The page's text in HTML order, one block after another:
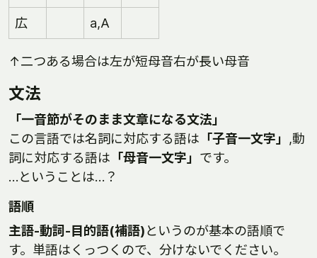
広 a,A
↑二つある場合は左が短母音右が長い母音
文法
「一音節がそのまま文章になる文法」
この言語では名詞に対応する語は 「子音一文字」 ,動
詞に対応する語は 「母音一文字」 です。
…ということは…？
語順
主語-動詞-目的語(補語)というのが基本の語順で
す。単語はくっつくので、分けないでください。